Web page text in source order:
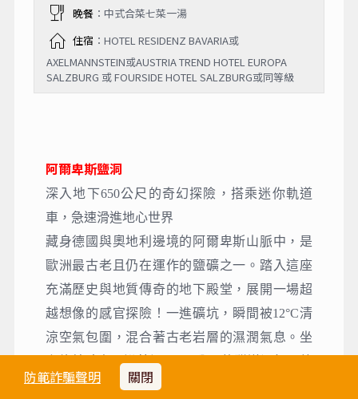
防範詐騙聲明 關閉
晚餐：中式合菜七菜一湯
住宿 ：HOTEL RESIDENZ BAVARIA或
AXELMANNSTEIN或AUSTRIA TREND HOTEL EUROPA
SALZBURG 或 FOURSIDE HOTEL SALZBURG或同等級
阿爾卑斯鹽洞
深入地下650公尺的奇幻探險，搭乘迷你軌道
車，急速滑進地心世界
藏身德國與奧地利邊境的阿爾卑斯山脈中，是
歐洲最古老且仍在運作的鹽礦之一。踏入這座
充滿歷史與地質傳奇的地下殿堂，展開一場超
越想像的感官探險！一進礦坑，瞬間被12°C清
涼空氣包圍，混合著古老岩層的濕潤氣息。坐
上傳統礦車，沿著深入650公尺的隧道滑行，彷
彿穿越時空，現實已被拋在腦後，眼前只剩下